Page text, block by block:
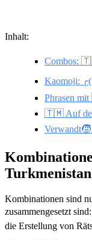
Inhalt:
Phrasen
🇹🇲 Auf
Kombinationen sind
zusammengesetzt
die Erstellung von